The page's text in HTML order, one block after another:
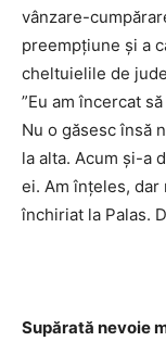
vânzare-
preempţiune şi a
cheltuielile de
”Eu am încercat
Nu o găsesc însă
la alta. Acum şi-a
ei. Am înţeles, dar
închiriat la Palas.
Supărată nevoie